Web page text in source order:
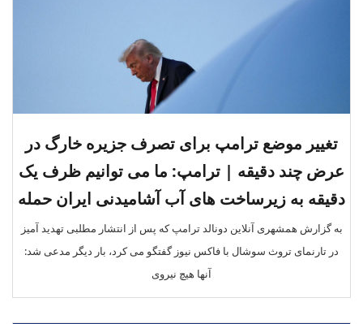
تغییر موضع ترامپ برای تصرف جزیره خارگ در
عرض چند دقیقه | ترامپ: ما می توانیم ظرف یک
دقیقه به زیرساخت های آب آشامیدنی ایران حمله
کنیم
به گزارش همشهری آنلاین دونالد ترامپ که پس از انتشار مطلبی تهدید آمیز
در تارنمای تروث سوشال با فاکس نیوز گفتگو می کرد، بار دیگر مدعی شد:
آنها هیچ نیروی